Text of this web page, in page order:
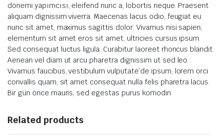
dönemi yapımcısı, eleifend nunc a, lobortis neque. Praesent
aliquam dignissim viverra. Maecenas lacus odio, feugiat eu
nunc sit amet, maximus sagittis dolor. Vivamus nisi sapien,
elementum sit amet eros sit amet, ultricies cursus ipsum.
Sed consequat luctus ligula. Curabitur laoreet rhoncus blandit.
Aenean vel diam ut arcu pharetra dignissim ut sed leo.
Vivamus faucibus, vestibulum vulputate’de ipsum, lorem orci
convallis quam, sit amet consequat nulla felis pharetra lacus.
Bir gün önce mauris, sed egestas purus komodin
Related products